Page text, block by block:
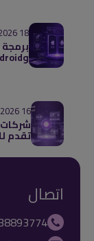
18 May 2026
وAndroid وتحقيق نجاح فعلي
16 Mar 2026
شركات
تقدم
اتصال